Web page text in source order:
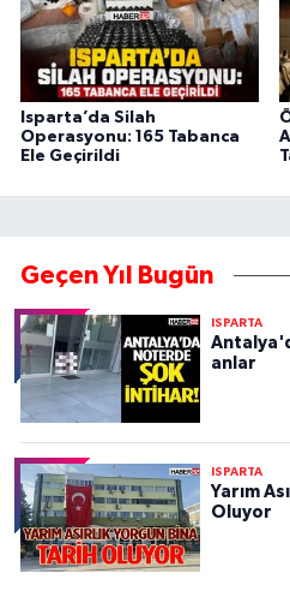
Isparta’da Silah
Operasyonu: 165 Tabanca
Ele Geçirildi
Geçen Yıl Bugün
ISPARTA
anlar
ISPARTA
Yarım
Oluyor